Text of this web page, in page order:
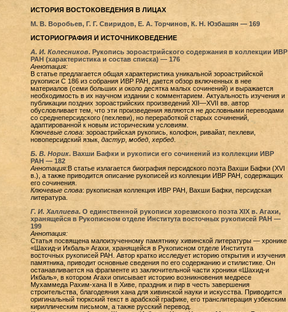
ИСТОРИЯ ВОСТОКОВЕДЕНИЯ В ЛИЦАХ
М. В. Воробьев, Г. Г. Свиридов, Е. А. Торчинов, К. Н. Юзбашян — 169
ИСТОРИОГРАФИЯ И ИСТОЧНИКОВЕДЕНИЕ
А. И. Колесников. Рукопись зороастрийского содержания в коллекции ИВР
РАН (характеристика и состав списка) — 176
Аннотация:
В статье предлагается общая характеристика уникальной зороастрийской
рукописи С 186 из собрания ИВР РАН, дается обзор включенных в нее
материалов (семи больших и около десятка малых сочинений) и выражается
необходимость в их научном издании с комментарием. Актуальность изучения и
публикации поздних зороастрийских произведений XII—XVII вв. автор
обусловливает тем, что эти произведения являются не дословными переводами
со среднеперсидского (пехлеви), но переработкой старых сочинений,
адаптированной к новым историческим условиям.
Ключевые слова: зороастрийская рукопись, колофон, ривайат, пехлеви,
новоперсидский язык, дастур, мобед, хербед.
Б. В. Норик. Вахши Бафки и рукописи его сочинений из коллекции ИВР
РАН — 182
Аннотация:В статье излагается биография персидского поэта Вахши Бафки (XVI
в.), а также приводится описание рукописей из коллекции ИВР РАН, содержащих
его сочинения.
Ключевые слова: рукописная коллекция ИВР РАН, Вахши Бафки, персидская
литература.
Г. И. Халлиева. О единственной рукописи хорезмского поэта XIX в. Агахи,
хранящейся в Рукописном отделе Института восточных рукописей РАН —
199
Аннотация:
Статья посвящена малоизученному памятнику хивинской литературы — хронике
«Шахид-и Икбаль» Агахи, хранящейся в Рукописном отделе Института
восточных рукописей РАН. Автор кратко исследует историю открытия и изучения
памятника, приводит основные сведения по его содержанию и стилистике. Он
останавливается на фрагменте из заключительной части хроники «Шахид-и
Икбаль», в котором Агахи описывает историю возникновения медресе
Мухаммеда Рахим-хана II в Хиве, праздник и пир в честь завершения
строительства, благодеяния хана для хивинской науки и искусства. Приводится
оригинальный тюркский текст в арабской графике, его транслитерация узбекским
кириллическим письмом, а также русский перевод.